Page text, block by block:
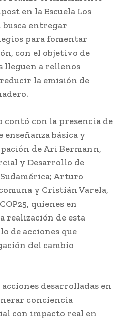
en la Escuela Los
entregar
para fomentar
con el objetivo de
lleguen a rellenos
la emisión de
con la presencia de
enseñanza básica y
de Ari Bermann,
y Desarrollo de
Arturo
y Cristián Varela,
quienes en
realización de esta
de acciones que
del cambio
desarrolladas en
conciencia
con impacto real en